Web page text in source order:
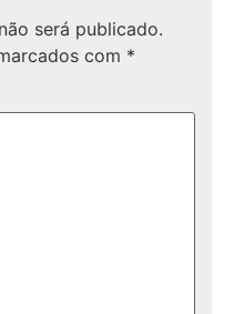
será publicado.
com *